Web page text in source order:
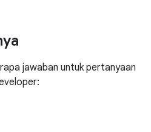
jawaban untuk pertanyaan